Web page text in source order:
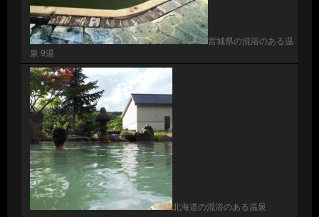
宮城県の混浴のある温
泉 9湯
北海道の混浴のある温泉